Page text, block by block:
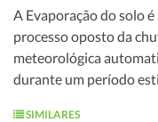
A Evaporação do solo
processo oposto da
meteorológica
durante um período
SIMILARES